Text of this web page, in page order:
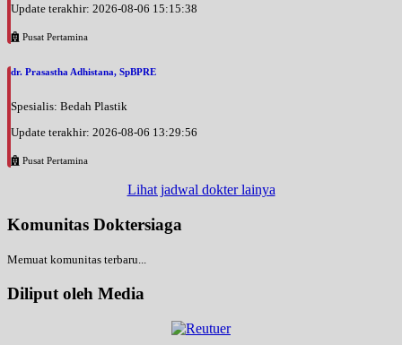
Update terakhir: 2026-08-06 15:15:38
Pusat Pertamina
dr. Prasastha Adhistana, SpBPRE
Spesialis: Bedah Plastik
Update terakhir: 2026-08-06 13:29:56
Pusat Pertamina
Lihat jadwal dokter lainya
Komunitas Doktersiaga
Memuat komunitas terbaru...
Diliput oleh Media